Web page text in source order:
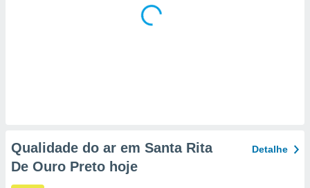
medir
da
medir o
Qualidade do ar em Santa Rita
De Ouro Preto hoje
Detalhe